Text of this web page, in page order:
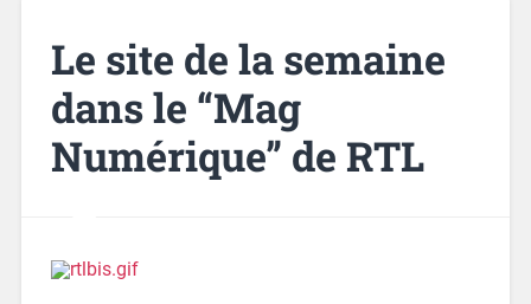
Le site de la semaine
dans le “Mag
Numérique” de RTL